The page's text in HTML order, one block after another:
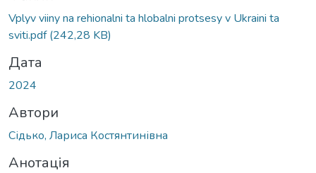
Vplyv viiny na rehionalni ta hlobalni protsesy v Ukraini ta
sviti.pdf(242,28 KB)
Дата
2024
Автори
Сідько, Лариса Костянтинівна
Анотація